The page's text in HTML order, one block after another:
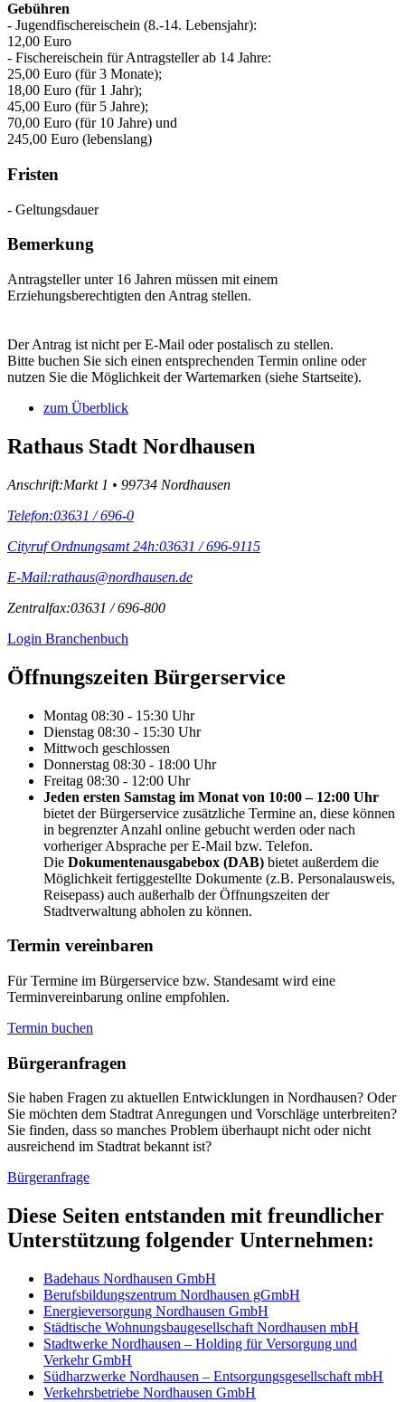
Gebühren
- Jugendfischereischein (8.-14. Lebensjahr):
12,00 Euro
- Fischereischein für Antragsteller ab 14 Jahre:
25,00 Euro (für 3 Monate);
18,00 Euro (für 1 Jahr);
45,00 Euro (für 5 Jahre);
70,00 Euro (für 10 Jahre) und
245,00 Euro (lebenslang)
Fristen
- Geltungsdauer
Bemerkung
Antragsteller unter 16 Jahren müssen mit einem
Erziehungsberechtigten den Antrag stellen.
Der Antrag ist nicht per E-Mail oder postalisch zu stellen.
Bitte buchen Sie sich einen entsprechenden Termin online oder
nutzen Sie die Möglichkeit der Wartemarken (siehe Startseite).
zum Überblick
Rathaus Stadt Nordhausen
Anschrift:Markt 1 • 99734 Nordhausen
Telefon:03631 / 696-0
Cityruf Ordnungsamt 24h:03631 / 696-9115
E-Mail:rathaus@nordhausen.de
Zentralfax:03631 / 696-800
Login Branchenbuch
Öffnungs­zeiten Bürgerservice
Montag 08:30 - 15:30 Uhr
Dienstag 08:30 - 15:30 Uhr
Mittwoch geschlossen
Donnerstag 08:30 - 18:00 Uhr
Freitag 08:30 - 12:00 Uhr
Jeden ersten Samstag im Monat von 10:00 – 12:00 Uhr
bietet der Bürgerservice zusätzliche Termine an, diese können
in begrenzter Anzahl online gebucht werden oder nach
vorheriger Absprache per E-Mail bzw. Telefon.
Die Dokumentenausgabebox (DAB) bietet außerdem die
Möglichkeit fertiggestellte Dokumente (z.B. Personalausweis,
Reisepass) auch außerhalb der Öffnungszeiten der
Stadtverwaltung abholen zu können.
Termin vereinbaren
Für Termine im Bürgerservice bzw. Standesamt wird eine
Terminvereinbarung online empfohlen.
Termin buchen
Bürger­anfragen
Sie haben Fragen zu aktuellen Entwicklungen in Nordhausen? Oder
Sie möchten dem Stadtrat Anregungen und Vorschläge unterbreiten?
Sie finden, dass so manches Problem überhaupt nicht oder nicht
ausreichend im Stadtrat bekannt ist?
Bürgeranfrage
Diese Seiten entstanden mit freundlicher
Unterstützung folgender Unternehmen:
Badehaus Nordhausen GmbH
Berufsbildungszentrum Nordhausen gGmbH
Energieversorgung Nordhausen GmbH
Städtische Wohnungsbaugesellschaft Nordhausen mbH
Stadtwerke Nordhausen – Holding für Versorgung und
Verkehr GmbH
Südharzwerke Nordhausen – Entsorgungsgesellschaft mbH
Verkehrsbetriebe Nordhausen GmbH